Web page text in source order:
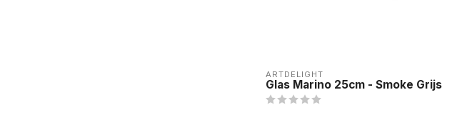
ARTDELIGHT
Glas Marino 25cm - Smoke Grijs